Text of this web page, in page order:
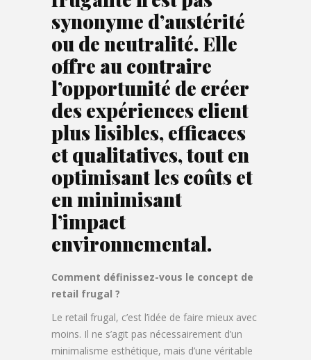
synonyme d’austérité
ou de neutralité. Elle
offre au contraire
l’opportunité de créer
des expériences client
plus lisibles, efficaces
et qualitatives, tout en
optimisant les coûts et
en minimisant
l’impact
environnemental.
Comment définissez-vous le concept de
retail frugal ?
Le retail frugal, c’est l’idée de faire mieux avec
moins. Il ne s’agit pas nécessairement d’un
minimalisme esthétique, mais d’une véritable